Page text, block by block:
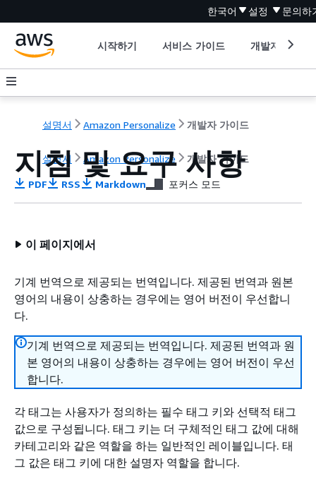
한국어 설정 문의하
시작하기 서비스 가이드 개발자 도구
설명서 Amazon Personalize 개발자 가이드
설명서 Amazon Personalize 개발자 가이드
지침 및 요구 사항
PDF RSS Markdown 포커스 모드
이 페이지에서
기계 번역으로 제공되는 번역입니다. 제공된 번역과 원본
영어의 내용이 상충하는 경우에는 영어 버전이 우선합니
다.
기계 번역으로 제공되는 번역입니다. 제공된 번역과 원
본 영어의 내용이 상충하는 경우에는 영어 버전이 우선
합니다.
각 태그는 사용자가 정의하는 필수 태그 키와 선택적 태그
값으로 구성됩니다. 태그 키는 더 구체적인 태그 값에 대해
카테고리와 같은 역할을 하는 일반적인 레이블입니다. 태
그 값은 태그 키에 대한 설명자 역할을 합니다.